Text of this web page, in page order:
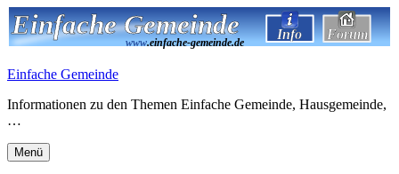
Zum
Inhalt
springen
Einfache Gemeinde
www.einfache-gemeinde.de
Info Forum
Forum
Einfache Gemeinde
Informationen zu den Themen Einfache Gemeinde, Hausgemeinde,
…
Menü